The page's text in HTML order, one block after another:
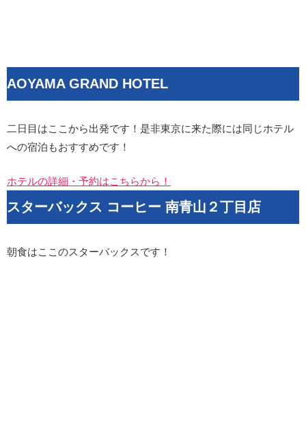
AOYAMA GRAND HOTEL
二日目はここから出発です！是非東京に来た際には同じホテル
への宿泊もおすすめです！
ホテルの詳細・予約はこちらから！
スターバックス コーヒー 南青山２丁目店
朝食はここのスターバックスです！